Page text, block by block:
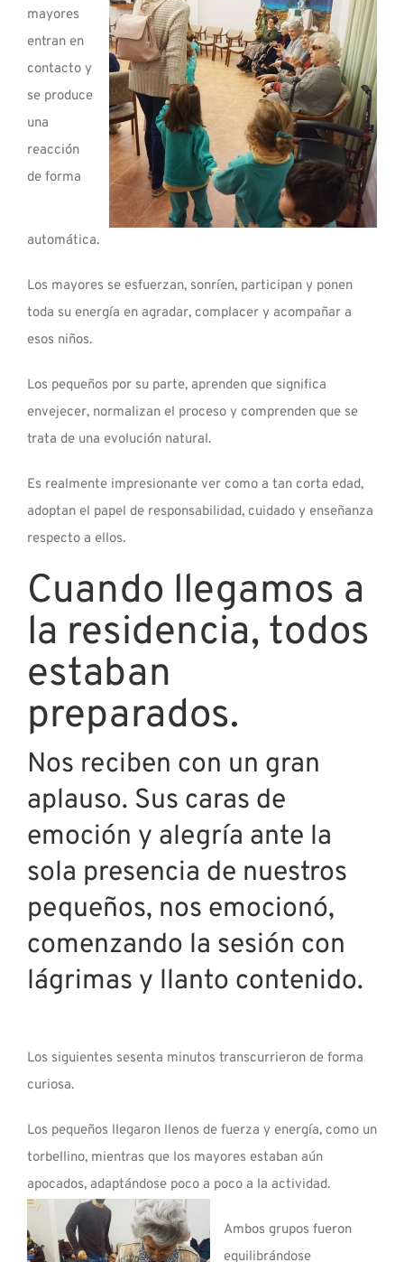
mayores
entran en
contacto y
se produce
una
reacción
de forma
automática.
Los mayores se esfuerzan, sonríen, participan y ponen
toda su energía en agradar, complacer y acompañar a
esos niños.
Los pequeños por su parte, aprenden que significa
envejecer, normalizan el proceso y comprenden que se
trata de una evolución natural.
Es realmente impresionante ver como a tan corta edad,
adoptan el papel de responsabilidad, cuidado y enseñanza
respecto a ellos.
Cuando llegamos a
la residencia, todos
estaban
preparados.
Nos reciben con un gran
aplauso. Sus caras de
emoción y alegría ante la
sola presencia de nuestros
pequeños, nos emocionó,
comenzando la sesión con
lágrimas y llanto contenido.
Los siguientes sesenta minutos transcurrieron de forma
curiosa.
Los pequeños llegaron llenos de fuerza y energía, como un
torbellino, mientras que los mayores estaban aún
apocados, adaptándose poco a poco a la actividad.
Ambos grupos fueron
equilibrándose